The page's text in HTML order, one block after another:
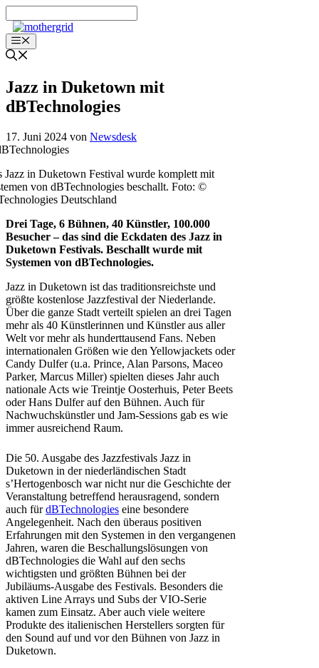
Inhalt
springenMenü
Jazz in Duketown mit
dBTechnologies
17. Juni 2024 von Newsdesk
Jazz in Duketown Festival wurde komplett mit
von dBTechnologies beschallt. Foto: ©
Deutschland
Drei Tage, 6 Bühnen, 40 Künstler, 100.000
Besucher – das sind die Eckdaten des Jazz in
Duketown Festivals. Beschallt wurde mit
Systemen von dBTechnologies.
Jazz in Duketown ist das traditionsreichste und
größte kostenlose Jazzfestival der Niederlande.
Über die ganze Stadt verteilt spielen an drei Tagen
mehr als 40 Künstlerinnen und Künstler aus aller
Welt vor mehr als hunderttausend Fans. Neben
internationalen Größen wie den Yellowjackets oder
Candy Dulfer (u.a. Prince, Alan Parsons, Maceo
Parker, Marcus Miller) spielten dieses Jahr auch
nationale Acts wie Treintje Oosterhuis, Peter Beets
oder Hans Dulfer auf den Bühnen. Auch für
Nachwuchskünstler und Jam-Sessions gab es wie
immer ausreichend Raum.
Die 50. Ausgabe des Jazzfestivals Jazz in
Duketown in der niederländischen Stadt
s’Hertogenbosch war nicht nur die Geschichte der
Veranstaltung betreffend herausragend, sondern
auch fürdBTechnologies eine besondere
Angelegenheit. Nach den überaus positiven
Erfahrungen mit den Systemen in den vergangenen
Jahren, waren die Beschallungslösungen von
dBTechnologies die Wahl auf den sechs
wichtigsten und größten Bühnen bei der
Jubiläums-Ausgabe des Festivals. Besonders die
aktiven Line Arrays und Subs der VIO-Serie
kamen zum Einsatz. Aber auch viele weitere
Produkte des italienischen Herstellers sorgten für
den Sound auf und vor den Bühnen von Jazz in
Duketown.